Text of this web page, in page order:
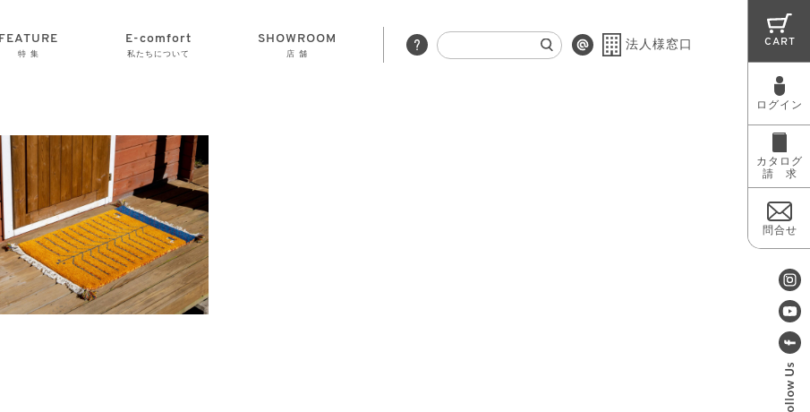
FEATURE
特 集
E-comfort
私たちについて
いて
SHOWROOM
店 舗
法人様窓口 CART
ログイン
カタログ
請 求
問合せ